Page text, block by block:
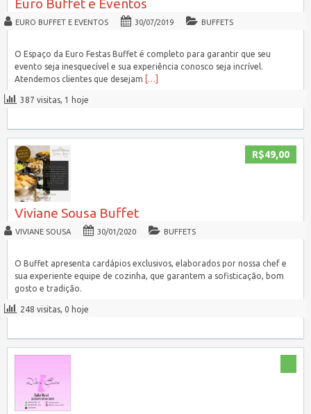
Euro Buffet e Eventos
EURO BUFFET E EVENTOS 30/07/2019 BUFFETS
O Espaço da Euro Festas Buffet é completo para garantir que seu
evento seja inesquecível e sua experiência conosco seja incrível.
Atendemos clientes que desejam
[…]
387 visitas, 1 hoje
R$49,00
Viviane Sousa Buffet
VIVIANE SOUSA 30/01/2020 BUFFETS
O Buffet apresenta cardápios exclusivos, elaborados por nossa chef e
sua experiente equipe de cozinha, que garantem a sofisticação, bom
gosto e tradição.
248 visitas, 0 hoje